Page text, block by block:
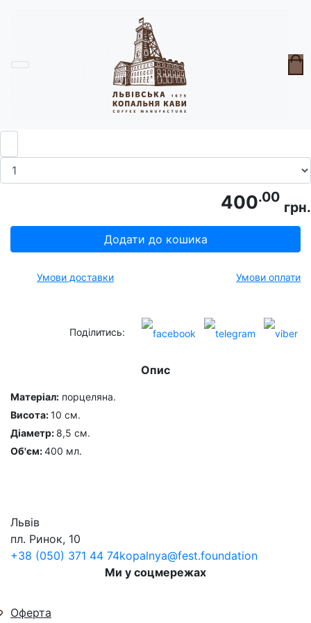
Горнятко порцелянове "Дощ"
400.00
грн.
Додати до кошика
Умови доставки Умови оплати
Поділитись:
Опис
Матеріал: порцеляна.
Висота:10 см.
Діаметр: 8,5 см.
Об'єм:400 мл.
Львів
пл. Ринок, 10
+38 (050) 371 44 74kopalnya@fest.foundation
Ми у соцмережах
Оферта